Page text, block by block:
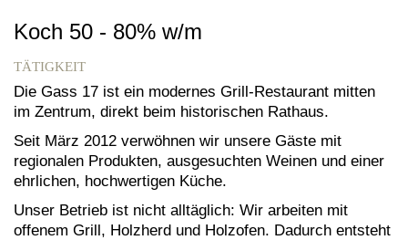
Koch 50 - 80% w/m
TÄTIGKEIT
Die Gass 17 ist ein modernes Grill-Restaurant mitten
im Zentrum, direkt beim historischen Rathaus.
Seit März 2012 verwöhnen wir unsere Gäste mit
regionalen Produkten, ausgesuchten Weinen und einer
ehrlichen, hochwertigen Küche.
Unser Betrieb ist nicht alltäglich: Wir arbeiten mit
offenem Grill, Holzherd und Holzofen. Dadurch entsteht